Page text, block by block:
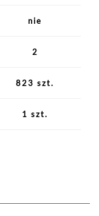
nie
2
823 szt.
1 szt.